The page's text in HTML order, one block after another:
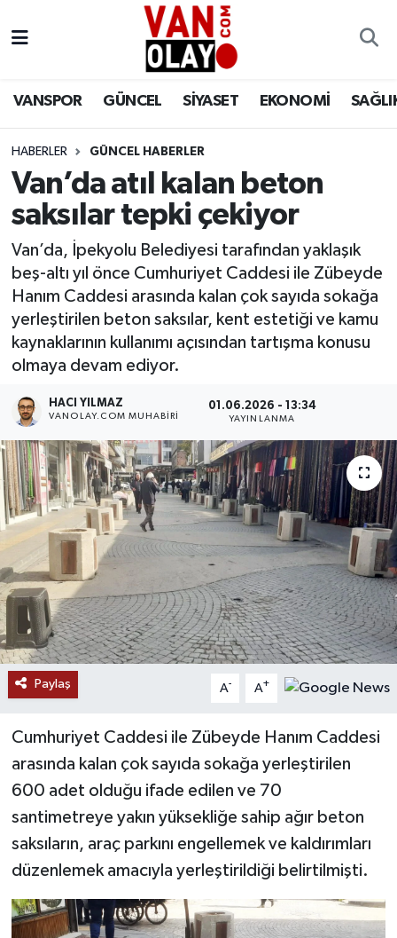
VANSPOR GÜNCEL SİYASET EKONOMİ
HABERLER GÜNCEL HABERLER
Van’da atıl kalan beton
saksılar tepki çekiyor
Van’da, İpekyolu Belediyesi tarafından yaklaşık
beş-altı yıl önce Cumhuriyet Caddesi ile Zübeyde
Hanım Caddesi arasında kalan çok sayıda sokağa
yerleştirilen beton saksılar, kent estetiği ve kamu
kaynaklarının kullanımı açısından tartışma konusu
olmaya devam ediyor.
HACI YILMAZ
VANOLAY.COM MUHABIRI
01.06.2026 - 13:34
YAYINLANMA
Paylaş A- A+
Cumhuriyet Caddesi ile Zübeyde Hanım Caddesi
arasında kalan çok sayıda sokağa yerleştirilen
600 adet olduğu ifade edilen ve 70
santimetreye yakın yüksekliğe sahip ağır beton
saksıların, araç parkını engellemek ve kaldırımları
düzenlemek amacıyla yerleştirildiği belirtilmişti.
Siyaset
Ekonomi
Sağlık
Eğitim
Bilim & Teknoloji
Van Nöbetçi Eczaneler
Van Namaz Vakitleri
Van Trafik Yoğunluk Haritası
Süper Lig Puan Durumu ve Fikstür
Tüm Manşetler
Son Dakika Haberleri